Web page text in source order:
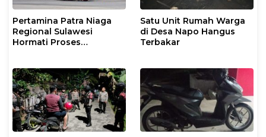
Pertamina Patra Niaga
Regional Sulawesi
Hormati Proses
di Polman
Satu Unit Rumah Warga
di Desa Napo Hangus
Terbakar